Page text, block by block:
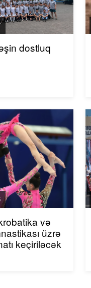
dostluq
və
üzrə
keçiriləcək